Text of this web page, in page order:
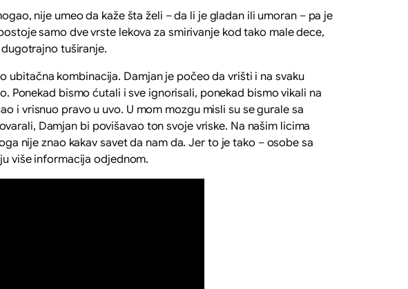
nije umeo da kaže šta želi – da li je gladan ili umoran – pa je
samo dve vrste lekova za smirivanje kod tako male dece,
tuširanje.
kombinacija. Damjan je počeo da vrišti i na svaku
Ponekad bismo ćutali i sve ignorisali, ponekad bismo vikali na
i vrisnuo pravo u uvo. U mom mozgu misli su se gurale sa
Damjan bi povišavao ton svoje vriske. Na našim licima
nije znao kakav savet da nam da. Jer to je tako – osobe sa
više informacija odjednom.